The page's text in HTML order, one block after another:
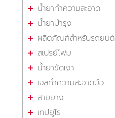
น้ำยาทำความสะอาด
น้ำยาบำรุง
ผลิตภัณฑ์สำหรับรถยนต์
สเปรย์โฟม
น้ำยาขัดเงา
เจลทำความสะอาดมือ
สายยาง
เทปยูโร